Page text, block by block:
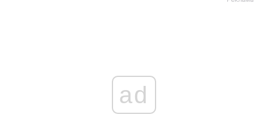
ad